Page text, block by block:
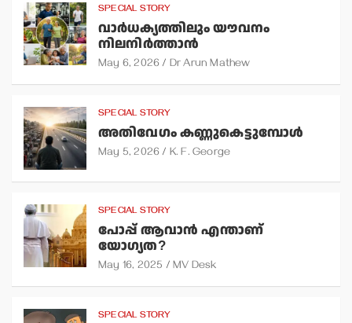
SPECIAL STORY
വാര്‍ധക്യത്തിലും യൗവനം
നിലനിര്‍ത്താന്‍
May 6, 2026 Dr Arun Mathew
SPECIAL STORY
അതിവേഗം കണ്ണുകെട്ടുമ്പോള്‍
May 5, 2026 K. F. George
SPECIAL STORY
പോപ്പ് ആവാന്‍ എന്താണ്
യോഗ്യത?
May 16, 2025 MV Desk
SPECIAL STORY